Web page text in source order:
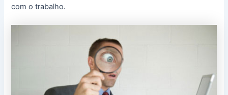
com o trabalho.